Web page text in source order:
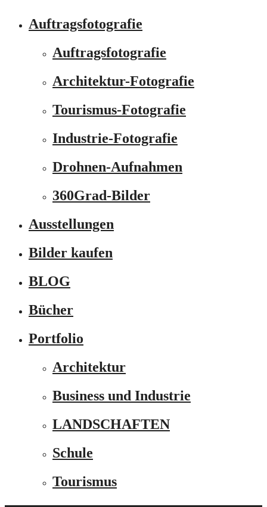
Auftragsfotografie
Auftragsfotografie
Architektur-Fotografie
Tourismus-Fotografie
Industrie-Fotografie
Drohnen-Aufnahmen
360Grad-Bilder
Ausstellungen
Bilder kaufen
BLOG
Bücher
Portfolio
Architektur
Business und Industrie
LANDSCHAFTEN
Schule
Tourismus